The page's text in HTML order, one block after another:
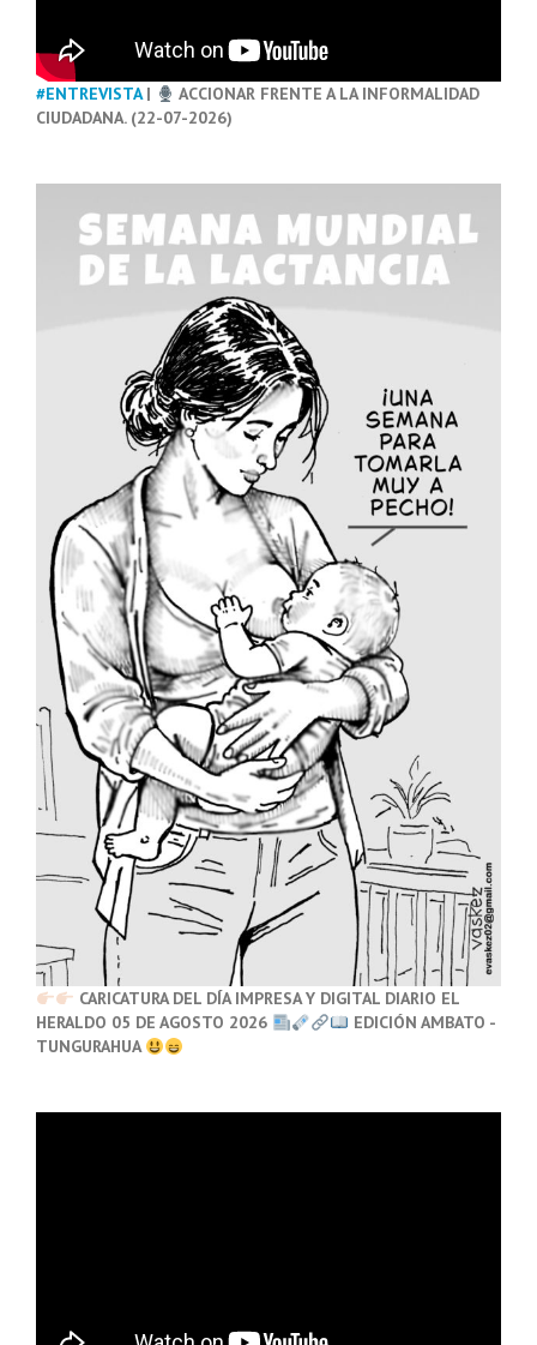
#ENTREVISTA|
ACCIONAR FRENTE A LA INFORMALIDAD
CIUDADANA. (22-07-2026)
CARICATURA DEL DÍA IMPRESA Y DIGITAL DIARIO EL
HERALDO 05 DE AGOSTO 2026
EDICIÓN AMBATO -
TUNGURAHUA